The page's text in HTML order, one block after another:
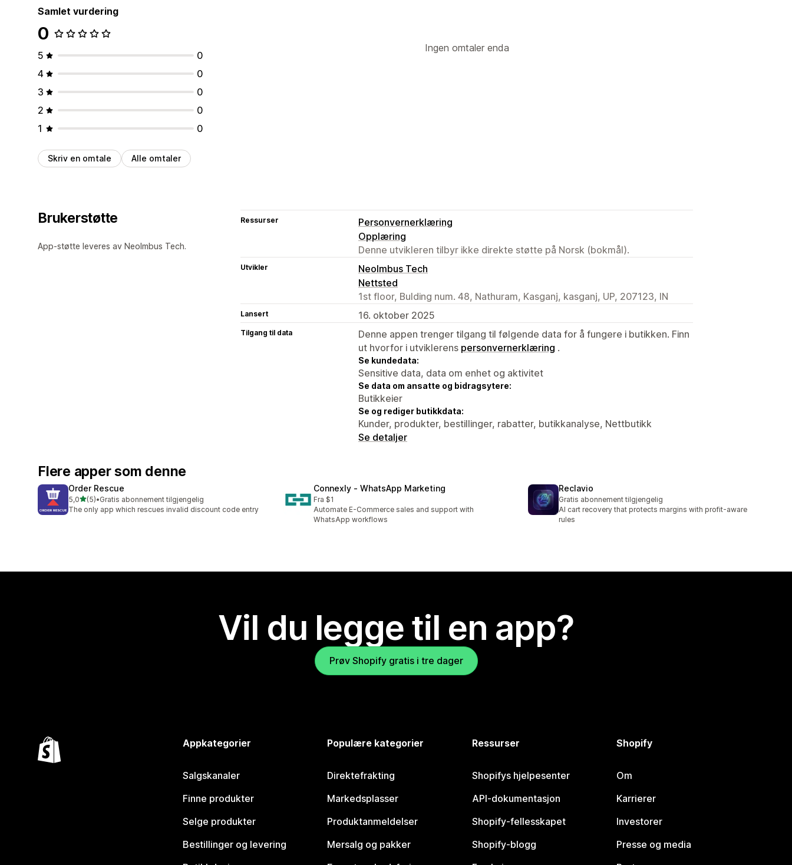
Samlet vurdering
0
5
0
4
0
3
0
2
0
1
0
Skriv en omtale Alle omtaler
Ingen omtaler enda
Brukerstøtte
App-støtte leveres av NeoImbus Tech.
Ressurser
Personvernerklæring
Opplæring
Denne utvikleren tilbyr ikke direkte støtte på Norsk (bokmål).
Utvikler
NeoImbus Tech
Nettsted
1st floor, Bulding num. 48, Nathuram, Kasganj, kasganj, UP, 207123, IN
Lansert 16. oktober 2025
Tilgang til data
Denne appen trenger tilgang til følgende data for å fungere i butikken. Finn
ut hvorfor i utviklerens personvernerklæring .
Se kundedata:
Sensitive data, data om enhet og aktivitet
Se data om ansatte og bidragsytere:
Butikkeier
Se og rediger butikkdata:
Kunder, produkter, bestillinger, rabatter, butikkanalyse, Nettbutikk
Se detaljer
Flere apper som denne
Order Rescue
5,0av 5 stjerner
(5)
Totalt 5 omtaler
•Gratis abonnement tilgjengelig
The only app which rescues invalid discount code entry
Connexly ‑ WhatsApp Marketing
Fra $1
Automate E-Commerce sales and support with
WhatsApp workflows
Reclavio
Gratis abonnement tilgjengelig
AI cart recovery that protects margins with profit-aware
rules
Vil du legge til en app?
Prøv Shopify gratis i tre dager
Appkategorier
Salgskanaler
Finne produkter
Selge produkter
Bestillinger og levering
Populære kategorier
Direktefrakting
Markedsplasser
Produktanmeldelser
Mersalg og pakker
Ressurser
Shopifys hjelpesenter
API-dokumentasjon
Shopify-fellesskapet
Shopify-blogg
Shopify
Om
Karrierer
Investorer
Presse og media